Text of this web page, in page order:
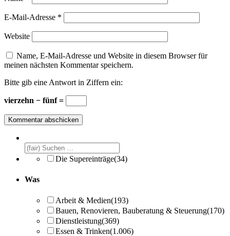
E-Mail-Adresse *
Website
Name, E-Mail-Adresse und Website in diesem Browser für
meinen nächsten Kommentar speichern.
Bitte gib eine Antwort in Ziffern ein:
vierzehn − fünf =
Die Supereinträge(34)
Was
Arbeit & Medien(193)
Bauen, Renovieren, Bauberatung & Steuerung(170)
Dienstleistung(369)
Essen & Trinken(1.006)